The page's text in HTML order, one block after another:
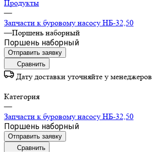
Продукты
—
Запчасти к буровому насосу НБ-32,50
—Поршень наборный
Поршень наборный
Отправить заявку
Сравнить
Дату доставки уточняйте у менеджеров
Категория
—
Запчасти к буровому насосу НБ-32,50
Поршень наборный
Отправить заявку
Сравнить